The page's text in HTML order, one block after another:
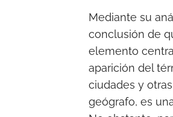
Mediante su
conclusión de
elemento
aparición del
ciudades y
geógrafo, es